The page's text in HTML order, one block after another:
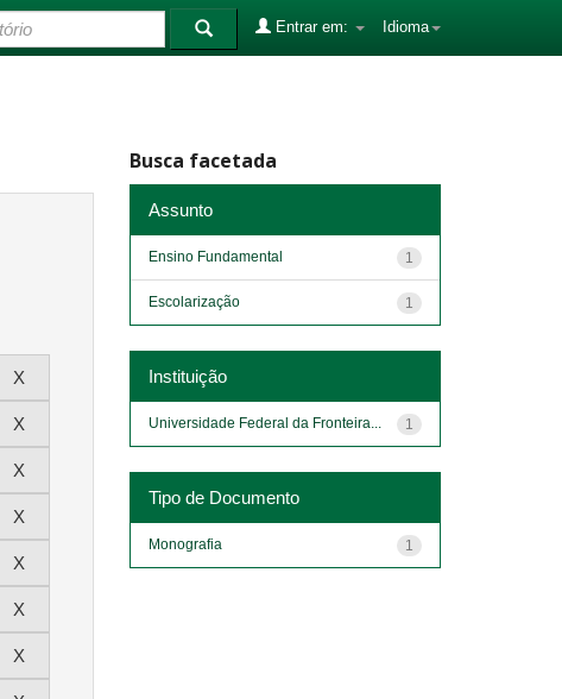
Idioma
Entrar em:
Busca facetada
Assunto
1
Ensino Fundamental
1
Escolarização
Instituição
1
Universidade Federal da Fronteira...
Tipo de Documento
1
Monografia